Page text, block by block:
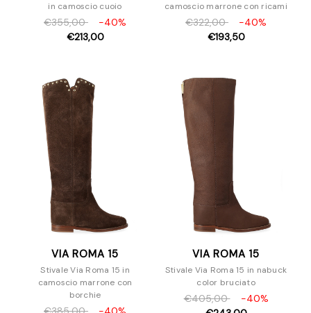
Accessori
in camoscio cuoio
€355,00
-40%
€213,00
camoscio marrone con ricami
€322,00
-40%
€193,50
VIA ROMA 15
Stivale Via Roma 15 in
camoscio marrone con
borchie
VIA ROMA 15
Stivale Via Roma 15 in nabuck
color bruciato
€405,00
-40%